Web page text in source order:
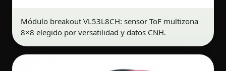
Módulo breakout VL53L8CH: sensor ToF multizona
8×8 elegido por versatilidad y datos CNH.